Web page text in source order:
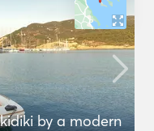
by a modern